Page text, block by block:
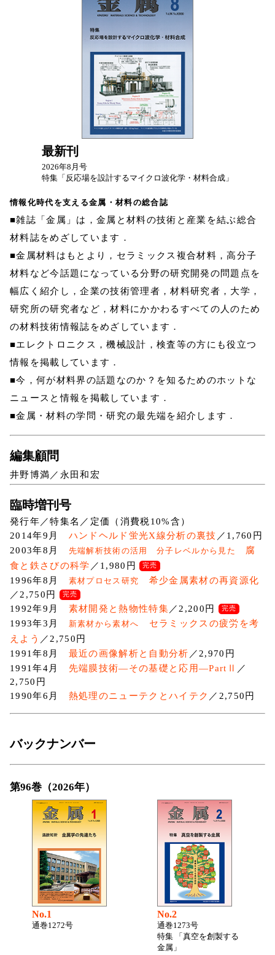
最新刊
2026年8月号
特集「反応場を設計するマイクロ波化学・材料合成」
情報化時代を支える金属・材料の総合誌
■雑誌「金属」は，金属と材料の技術と産業を結ぶ総合
材料誌をめざしています．
■金属材料はもとより，セラミックス複合材料，高分子
材料など今話題になっている分野の研究開発の問題点を
幅広く紹介し，企業の技術管理者，材料研究者，大学，
研究所の研究者など，材料にかかわるすべての人のため
の材料技術情報誌をめざしています．
■エレクトロニクス，機械設計，検査等の方にも役立つ
情報を掲載しています．
■今，何が材料界の話題なのか？を知るためのホットな
ニュースと情報を掲載しています．
■金属・材料の学問・研究の最先端を紹介します．
編集顧問
井野博満／永田和宏
臨時増刊号
発行年／特集名／定価（消費税10%含）
2014年9月 ハンドヘルド蛍光X線分析の裏技 ／1,760円
2003年8月 先端解析技術の活用 分子レベルから見た
腐
食と鉄さびの科学 ／1,980円 完売
1996年8月 素材プロセス研究
希少金属素材の再資源化
／2,750円
完売
1992年9月 素材開発と熱物性特集 ／2,200円 完売
1993年3月 新素材から素材へ
セラミックスの疲労を考
えよう ／2,750円
1991年8月 最近の画像解析と自動分析 ／2,970円
1991年4月 先端膜技術―その基礎と応用―PartⅡ ／
2,750円
1990年6月 熱処理のニューテクとハイテク ／2,750円
バックナンバー
第96巻（2026年）
No.1
通巻1272号
No.2
通巻1273号
特集 「真空を創製する
金属」